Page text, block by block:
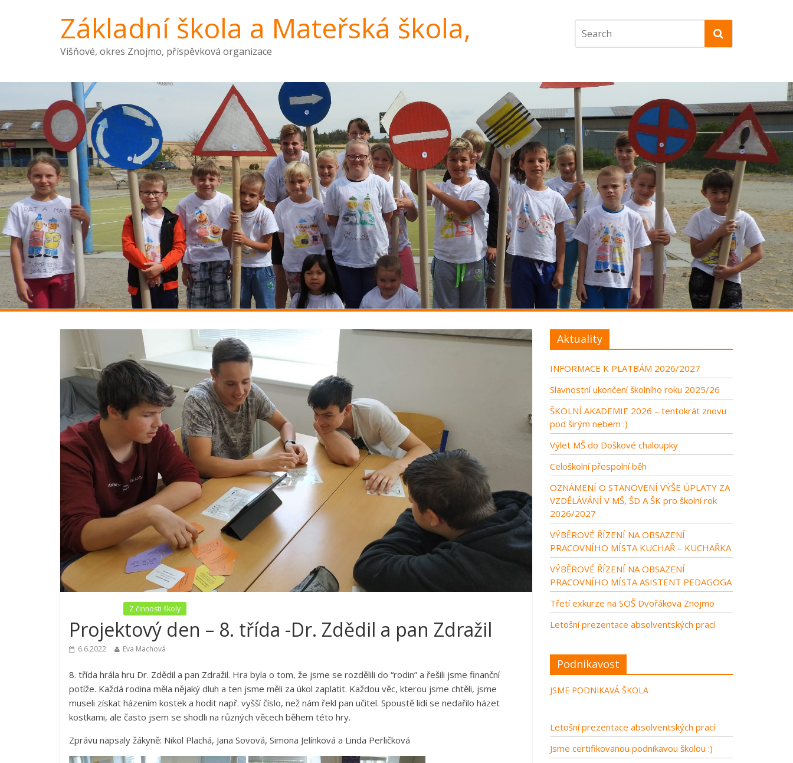
Základní škola a Mateřská škola,
Višňové, okres Znojmo, příspěvková organizace
Z činnosti školy
Projektový den – 8. třída -Dr. Zdědil a pan Zdražil
6.6.2022 Eva Machová
8. třída hrála hru Dr. Zdědil a pan Zdražil. Hra byla o tom, že jsme se rozdělili do “rodin” a řešili jsme finanční
potíže. Každá rodina měla nějaký dluh a ten jsme měli za úkol zaplatit. Každou věc, kterou jsme chtěli, jsme
museli získat házením kostek a hodit např. vyšší číslo, než nám řekl pan učitel. Spoustě lidí se nedařilo házet
kostkami, ale často jsem se shodli na různých věcech během této hry.
Zprávu napsaly žákyně: Nikol Plachá, Jana Sovová, Simona Jelínková a Linda Perličková
Aktuality
INFORMACE K PLATBÁM 2026/2027
Slavnostní ukončení školního roku 2025/26
ŠKOLNÍ AKADEMIE 2026 – tentokrát znovu
pod širým nebem :)
Výlet MŠ do Doškové chaloupky
Celoškolní přespolní běh
OZNÁMENÍ O STANOVENÍ VÝŠE ÚPLATY ZA
VZDĚLÁVÁNÍ V MŠ, ŠD A ŠK pro školní rok
2026/2027
VÝBĚROVÉ ŘÍZENÍ NA OBSAZENÍ
PRACOVNÍHO MÍSTA KUCHAŘ – KUCHAŘKA
VÝBĚROVÉ ŘÍZENÍ NA OBSAZENÍ
PRACOVNÍHO MÍSTA ASISTENT PEDAGOGA
Třetí exkurze na SOŠ Dvořákova Znojmo
Letošní prezentace absolventských prací
Podnikavost
JSME PODNIKAVÁ ŠKOLA
Letošní prezentace absolventských prací
Jsme certifikovanou podnikavou školou :)